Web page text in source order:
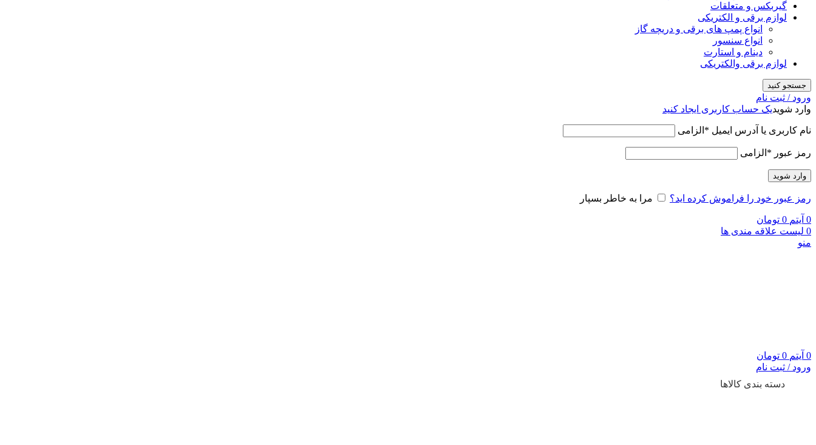
گیربکس و متعلقات
لوازم برقی و الکتریکی
انواع پمپ های برقی و دریچه گاز
انواع سنسور
دینام و استارت
لوازم برقی والکتریکی
جستجو کنید
ورود / ثبت نام
وارد شویدیک حساب کاربری ایجاد کنید
نام کاربری یا آدرس ایمیل * الزامی
رمز عبور * الزامی
وارد شوید
رمز عبور خود را فراموش کرده اید؟ مرا به خاطر بسپار
0 آیتم 0 تومان
0 لیست علاقه مندی ها
منو
0 آیتم 0 تومان
ورود / ثبت نام
دسته بندی کالاها